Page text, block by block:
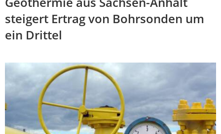
steigert Ertrag von Bohrsonden um
ein Drittel